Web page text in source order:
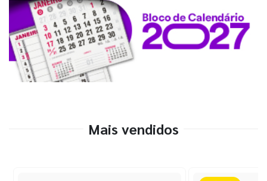
Mais vendidos